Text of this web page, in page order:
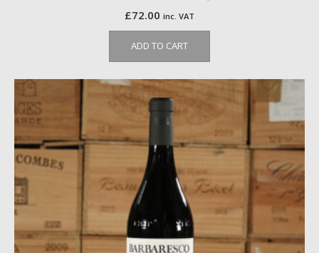
£72.00 inc. VAT
ADD TO CART